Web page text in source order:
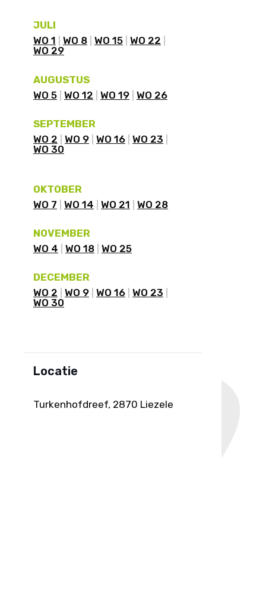
JULI
WO 1
WO 8 WO 15 WO 22
WO 29
AUGUSTUS
WO 5 WO 12 WO 19 WO 26
SEPTEMBER
WO 2
WO 9 WO 16 WO 23
WO 30
OKTOBER
WO 7
WO 14 WO 21 WO 28
NOVEMBER
WO 4
WO 18 WO 25
DECEMBER
WO 2
WO 9 WO 16 WO 23
WO 30
Locatie
Turkenhofdreef, 2870 Liezele